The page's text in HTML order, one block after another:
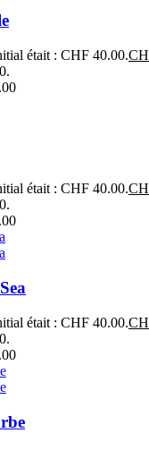
était : CHF 40.00.
était : CHF 40.00.
était : CHF 40.00.